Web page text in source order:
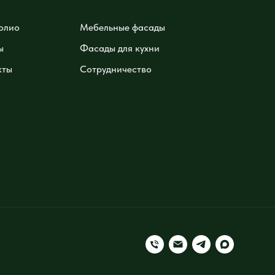
Мебельные фасады
Фасады для кухни
Сотрудничество